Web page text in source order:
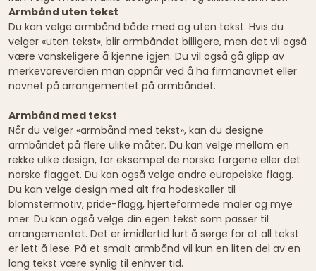
Armbånd uten tekst
Du kan velge armbånd både med og uten tekst. Hvis du
velger «uten tekst», blir armbåndet billigere, men det vil også
være vanskeligere å kjenne igjen. Du vil også gå glipp av
merkevareverdien man oppnår ved å ha firmanavnet eller
navnet på arrangementet på armbåndet.
Armbånd med tekst
Når du velger «armbånd med tekst», kan du designe
armbåndet på flere ulike måter. Du kan velge mellom en
rekke ulike design, for eksempel de norske fargene eller det
norske flagget. Du kan også velge andre europeiske flagg.
Du kan velge design med alt fra hodeskaller til
blomstermotiv, pride-flagg, hjerteformede maler og mye
mer. Du kan også velge din egen tekst som passer til
arrangementet. Det er imidlertid lurt å sørge for at all tekst
er lett å lese. På et smalt armbånd vil kun en liten del av en
lang tekst være synlig til enhver tid.